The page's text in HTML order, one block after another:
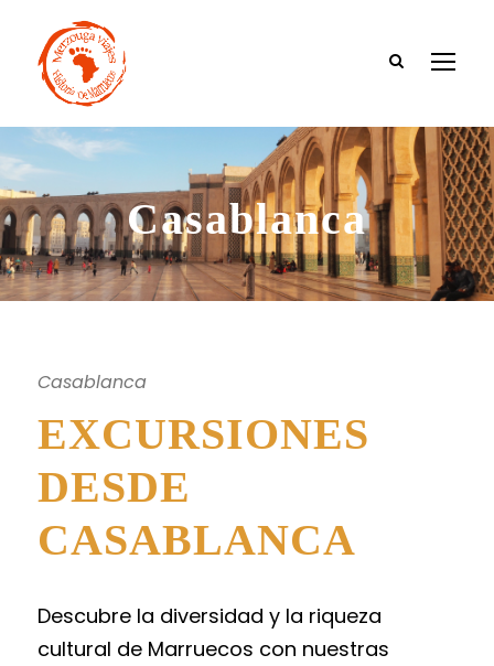
Casablanca
Casablanca
EXCURSIONES
DESDE
CASABLANCA
Descubre la diversidad y la riqueza
cultural de Marruecos con nuestras